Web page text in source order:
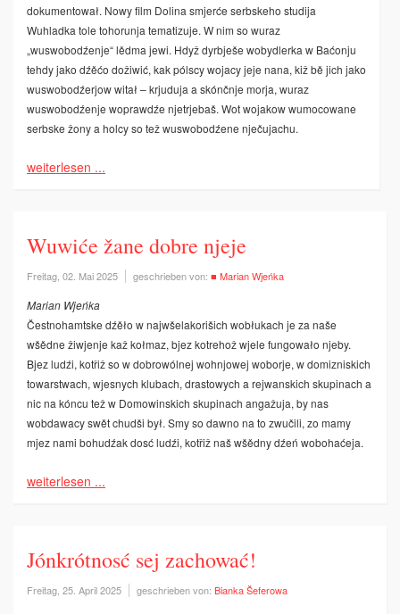
dokumentował. Nowy film Dolina smjerće serbskeho studija
Wuhladka tole tohorunja tematizuje. W nim so wuraz
„wuswobodźenje“ lědma jewi. Hdyž dyrbješe wobydlerka w Baćonju
tehdy jako dźěćo dožiwić, kak pólscy wojacy jeje nana, kiž bě jich jako
wuswobodźerjow witał – krjuduja a skónčnje morja, wuraz
wuswobodźenje woprawdźe njetrjebaš. Wot wojakow wumocowane
serbske žony a holcy so tež wuswobodźene nječujachu.
weiterlesen ...
Wuwiće žane dobre njeje
Freitag, 02. Mai 2025 geschrieben von: ■ Marian Wjeńka
Marian Wjeńka
Čestnohamtske dźěło w najwšelakorišich wobłukach je za naše
wšědne žiwjenje kaž kołmaz, bjez kotrehož wjele fun­gowało njeby.
Bjez ludźi, kotřiž so w dobrowólnej wohnjowej woborje, w domizniskich
towarstwach, wjesnych klubach, drastowych a rejwanskich skupinach a
nic na kóncu tež w Domowinskich skupinach angažuja, by nas
wobdawacy swět chudši był. Smy so dawno na to zwučili, zo mamy
mjez nami bohudźak dosć ludźi, kotřiž naš wšědny dźeń wobohaćeja.
weiterlesen ...
Jónkrótnosć sej zachować!
Freitag, 25. April 2025 geschrieben von: Bianka Šeferowa